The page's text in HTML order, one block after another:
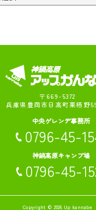
〒669-5372
兵庫県豊岡市日高町栗栖野
中央ゲレンデ事務所
0796-45-
神鍋高原キャンプ場
0796-45-
Copyright © 2026 Up kannabe